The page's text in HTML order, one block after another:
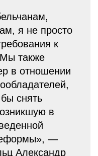
я не просто
к
Мы также
в отношении
снять
в
—
Александр